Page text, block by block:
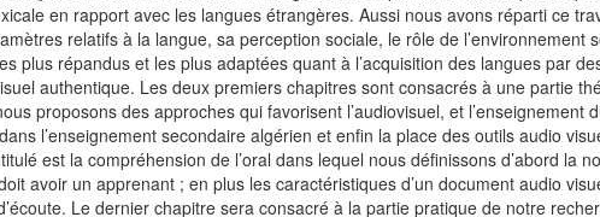
en rapport avec les langues étrangères. Aussi nous avons réparti ce
relatifs à la langue, sa perception sociale, le rôle de l’environnement
plus répandus et les plus adaptées quant à l’acquisition des langues par
authentique. Les deux premiers chapitres sont consacrés à une partie
proposons des approches qui favorisent l’audiovisuel, et l’enseignement
l’enseignement secondaire algérien et enfin la place des outils audio
est la compréhension de l’oral dans lequel nous définissons d’abord la
avoir un apprenant ; en plus les caractéristiques d’un document audio
Le dernier chapitre sera consacré à la partie pratique de notre